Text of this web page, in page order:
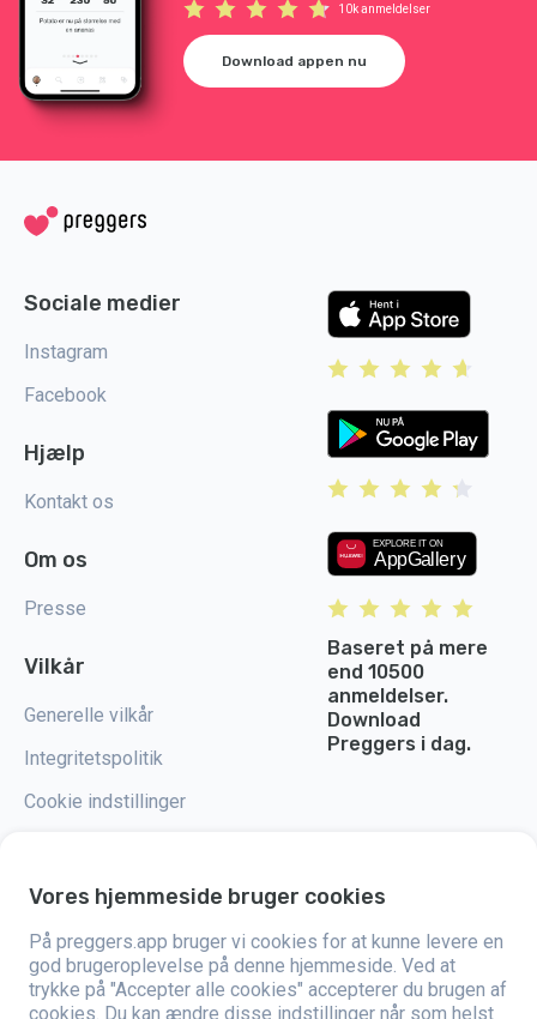
10k anmeldelser
Download appen nu
Sociale medier
Instagram
Facebook
Hjælp
Kontakt os
Om os
Presse
Vilkår
Generelle vilkår
Integritetspolitik
Cookie indstillinger
Baseret på mere
end 10500
anmeldelser.
Download
Preggers i dag.
Preggers er en app, der blev skabt af det svenske firma Stroller AB i 2017.
Målet med appen er at gøre forældreskabet lettere for både kommende og
nybagte forældre verden over. Med hjælp fra et alsidigt team og
samarbejde med eksperter har de udviklet brugervenlige apps, der
allerede er blevet brugt af over to millioner mennesker. Preggers tilbyder
Vores hjemmeside bruger cookies
På preggers.app bruger vi cookies for at kunne levere en
god brugeroplevelse på denne hjemmeside. Ved at
trykke på "Accepter alle cookies" accepterer du brugen af
cookies. Du kan ændre disse indstillinger når som helst